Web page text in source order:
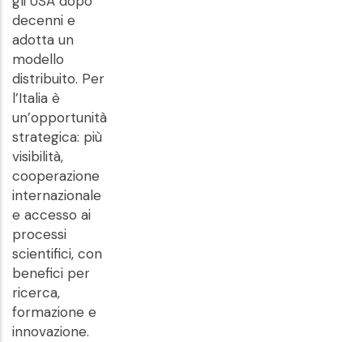
decenni e
adotta un
modello
distribuito. Per
l’Italia è
un’opportunità
strategica: più
visibilità,
cooperazione
internazionale
e accesso ai
processi
scientifici, con
benefici per
ricerca,
formazione e
innovazione.